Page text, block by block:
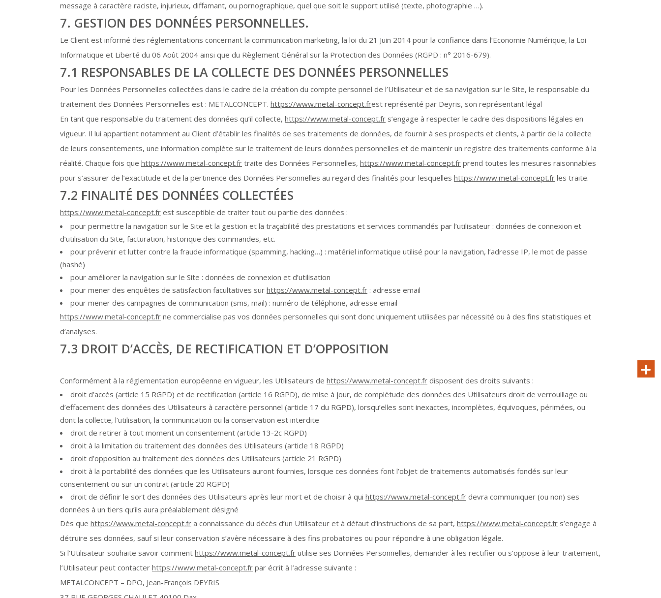
message à caractère raciste, injurieux, diffamant, ou pornographique, quel que soit le support utilisé (texte, photographie …).
7. GESTION DES DONNÉES PERSONNELLES.
Le Client est informé des réglementations concernant la communication marketing, la loi du 21 Juin 2014 pour la confiance dans l’Economie Numérique, la Loi
Informatique et Liberté du 06 Août 2004 ainsi que du Règlement Général sur la Protection des Données (RGPD : n° 2016-679).
7.1 RESPONSABLES DE LA COLLECTE DES DONNÉES PERSONNELLES
Pour les Données Personnelles collectées dans le cadre de la création du compte personnel de l’Utilisateur et de sa navigation sur le Site, le responsable du
traitement des Données Personnelles est : METALCONCEPT. https://www.metal-concept.frest représenté par Deyris, son représentant légal
En tant que responsable du traitement des données qu’il collecte, https://www.metal-concept.fr s’engage à respecter le cadre des dispositions légales en
vigueur. Il lui appartient notamment au Client d’établir les finalités de ses traitements de données, de fournir à ses prospects et clients, à partir de la collecte
de leurs consentements, une information complète sur le traitement de leurs données personnelles et de maintenir un registre des traitements conforme à la
réalité. Chaque fois que https://www.metal-concept.fr traite des Données Personnelles, https://www.metal-concept.fr prend toutes les mesures raisonnables
pour s’assurer de l’exactitude et de la pertinence des Données Personnelles au regard des finalités pour lesquelles https://www.metal-concept.fr les traite.
7.2 FINALITÉ DES DONNÉES COLLECTÉES
https://www.metal-concept.fr est susceptible de traiter tout ou partie des données :
pour permettre la navigation sur le Site et la gestion et la traçabilité des prestations et services commandés par l’utilisateur : données de connexion et
d’utilisation du Site, facturation, historique des commandes, etc.
pour prévenir et lutter contre la fraude informatique (spamming, hacking…) : matériel informatique utilisé pour la navigation, l’adresse IP, le mot de passe
(hashé)
pour améliorer la navigation sur le Site : données de connexion et d’utilisation
pour mener des enquêtes de satisfaction facultatives sur https://www.metal-concept.fr : adresse email
pour mener des campagnes de communication (sms, mail) : numéro de téléphone, adresse email
https://www.metal-concept.fr ne commercialise pas vos données personnelles qui sont donc uniquement utilisées par nécessité ou à des fins statistiques et
d’analyses.
7.3 DROIT D’ACCÈS, DE RECTIFICATION ET D’OPPOSITION
Conformément à la réglementation européenne en vigueur, les Utilisateurs de https://www.metal-concept.fr disposent des droits suivants :
droit d’accès (article 15 RGPD) et de rectification (article 16 RGPD), de mise à jour, de complétude des données des Utilisateurs droit de verrouillage ou
d’effacement des données des Utilisateurs à caractère personnel (article 17 du RGPD), lorsqu’elles sont inexactes, incomplètes, équivoques, périmées, ou
dont la collecte, l’utilisation, la communication ou la conservation est interdite
droit de retirer à tout moment un consentement (article 13-2c RGPD)
droit à la limitation du traitement des données des Utilisateurs (article 18 RGPD)
droit d’opposition au traitement des données des Utilisateurs (article 21 RGPD)
droit à la portabilité des données que les Utilisateurs auront fournies, lorsque ces données font l’objet de traitements automatisés fondés sur leur
consentement ou sur un contrat (article 20 RGPD)
droit de définir le sort des données des Utilisateurs après leur mort et de choisir à qui https://www.metal-concept.fr devra communiquer (ou non) ses
données à un tiers qu’ils aura préalablement désigné
Dès que https://www.metal-concept.fr a connaissance du décès d’un Utilisateur et à défaut d’instructions de sa part, https://www.metal-concept.fr s’engage à
détruire ses données, sauf si leur conservation s’avère nécessaire à des fins probatoires ou pour répondre à une obligation légale.
Si l’Utilisateur souhaite savoir comment https://www.metal-concept.fr utilise ses Données Personnelles, demander à les rectifier ou s’oppose à leur traitement,
l’Utilisateur peut contacter https://www.metal-concept.fr par écrit à l’adresse suivante :
METALCONCEPT – DPO, Jean-François DEYRIS